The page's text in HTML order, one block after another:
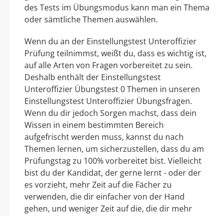
des Tests im Übungsmodus kann man ein Thema
oder sämtliche Themen auswählen.
Wenn du an der Einstellungstest Unteroffizier
Prüfung teilnimmst, weißt du, dass es wichtig ist,
auf alle Arten von Fragen vorbereitet zu sein.
Deshalb enthält der Einstellungstest
Unteroffizier Übungstest 0 Themen in unseren
Einstellungstest Unteroffizier Übungsfragen.
Wenn du dir jedoch Sorgen machst, dass dein
Wissen in einem bestimmten Bereich
aufgefrischt werden muss, kannst du nach
Themen lernen, um sicherzustellen, dass du am
Prüfungstag zu 100% vorbereitet bist. Vielleicht
bist du der Kandidat, der gerne lernt - oder der
es vorzieht, mehr Zeit auf die Fächer zu
verwenden, die dir einfacher von der Hand
gehen, und weniger Zeit auf die, die dir mehr